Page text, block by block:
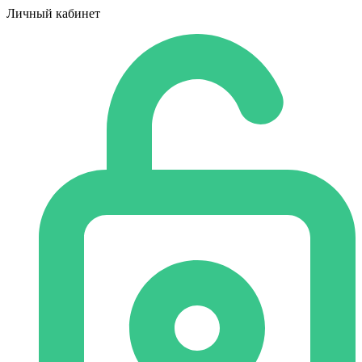
Личный кабинет